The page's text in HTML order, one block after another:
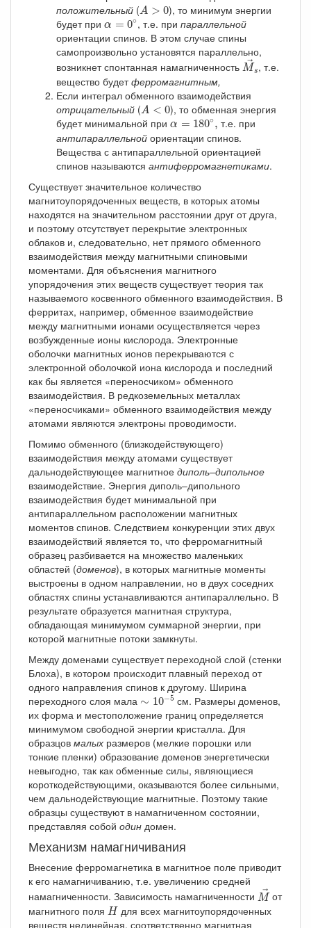
положительный (A > 0
A >0
), то минимум энергии
будет при α = 0∘
α=0∘ , т.е. при параллельной
ориентации спинов. В этом случае спины
самопроизвольно установятся параллельно,
возникнет спонтанная намагниченность
→
Ms
M→, т.е.
вещество будетферромагнитным,
Если интеграл обменного взаимодействия
отрицательный (A < 0
A<0
), то обменная энергия
будет минимальной при α = 180∘ ,
α =180∘, т.е. при
антипараллельной ориентации спинов.
Вещества с антипараллельной ориентацией
спинов называются антиферромагнетиками.
Существует значительное количество
магнитоупорядоченных веществ, в которых атомы
находятся на значительном расстоянии друг от друга,
и поэтому отсутствует перекрытие электронных
облаков и, следовательно, нет прямого обменного
взаимодействия между магнитными спиновыми
моментами. Для объяснения магнитного
упорядочения этих веществ существует теория так
называемого косвенного обменного взаимодействия. В
ферритах, например, обменное взаимодействие
между магнитными ионами осуществляется через
возбужденные ионы кислорода. Электронные
оболочки магнитных ионов перекрываются с
электронной оболочкой иона кислорода и последний
как бы является «переносчиком» обменного
взаимодействия. В редкоземельных металлах
«переносчиками» обменного взаимодействия между
атомами являются электроны проводимости.
Помимо обменного (близкодействующего)
взаимодействия между атомами существует
дальнодействующее магнитное диполь–дипольное
взаимодействие. Энергия диполь–дипольного
взаимодействия будет минимальной при
антипараллельном расположении магнитных
моментов спинов. Следствием конкуренции этих двух
взаимодействий является то, что ферромагнитный
образец разбивается на множество маленьких
областей (доменов), в которых магнитные моменты
выстроены в одном направлении, но в двух соседних
областях спины устанавливаются антипараллельно. В
результате образуется магнитная структура,
обладающая минимумом суммарной энергии, при
которой магнитные потоки замкнуты.
Между доменами существует переходной слой (стенки
Блоха), в котором происходит плавный переход от
одного направления спинов к другому. Ширина
переходного слоя мала ∼ 10−5
∼10−5см. Размеры доменов,
их форма и местоположение границ определяется
минимумом свободной энергии кристалла. Для
образцов малых размеров (мелкие порошки или
тонкие пленки) образование доменов энергетически
невыгодно, так как обменные силы, являющиеся
короткодействующими, оказываются более сильными,
чем дальнодействующие магнитные. Поэтому такие
образцы существуют в намагниченном состоянии,
представляя собой один домен.
Механизм намагничивания
Внесение ферромагнетика в магнитное поле приводит
к его намагничиванию, т.е. увеличению средней
намагниченности. Зависимость намагниченности
→
M
M→от
магнитного поля H
Hдля всех магнитоупорядоченных
веществ нелинейная, соответственно магнитная